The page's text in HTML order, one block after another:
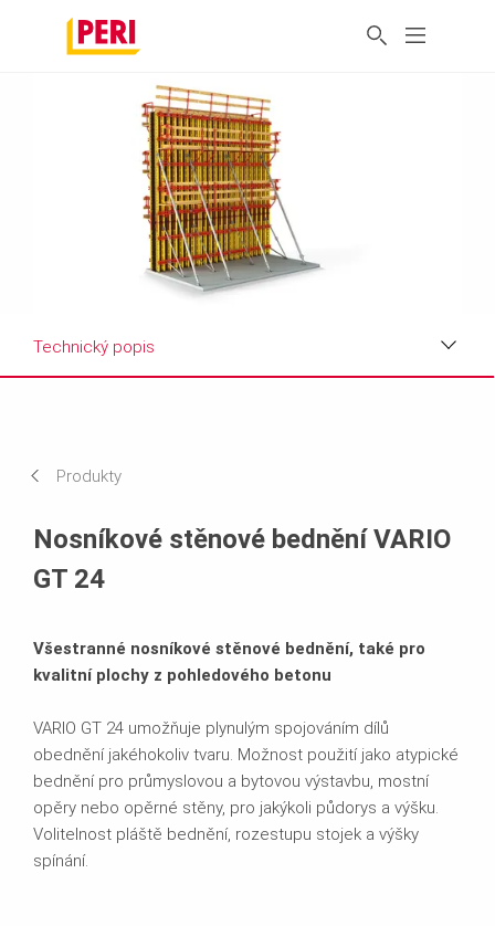
Technický popis
Projekty
Produkty
Nosníkové stěnové bednění VARIO
GT 24
Všestranné nosníkové stěnové bednění, také pro
kvalitní plochy z pohledového betonu
VARIO GT 24 umožňuje plynulým spojováním dílů
obednění jakéhokoliv tvaru. Možnost použití jako atypické
bednění pro průmyslovou a bytovou výstavbu, mostní
opěry nebo opěrné stěny, pro jakýkoli půdorys a výšku.
Volitelnost pláště bednění, rozestupu stojek a výšky
spínání.